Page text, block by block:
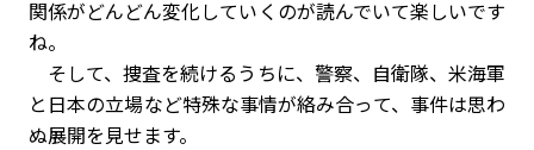
関係がどんどん変化していくのが読んでいて楽しいです
ね。
そして、捜査を続けるうちに、警察、自衛隊、米海軍
と日本の立場など特殊な事情が絡み合って、事件は思わ
ぬ展開を見せます。